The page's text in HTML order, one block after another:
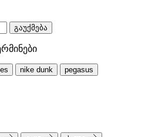
გაუქმება
nike dunk
pegasus